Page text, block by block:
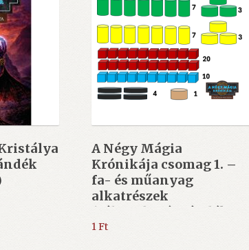
A Négy Mágia
Krónikája csomag 1. –
fa- és műanyag
alkatrészek
(választható ajándék
40.000 Ft felett)
1Ft